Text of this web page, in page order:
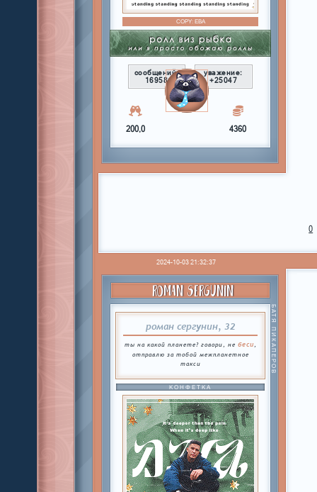
COPY:ЕВА
сообщений:
16958
уважение:
+25047
200,0 4360
0
2024-10-03 21:32:37
ROMAN SERGUNIN
роман сергунин, 32
ты на какой планете? говори, не беси,
отправлю за тобой межпланетное
такси
БАТЯ ПИКАПЕРОВ
КОНФЕТКА